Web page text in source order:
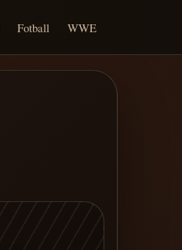
Fotball WWE